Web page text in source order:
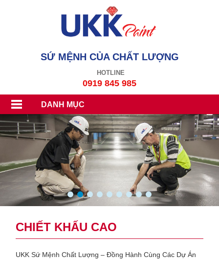
SỨ MỆNH CỦA CHẤT LƯỢNG
HOTLINE
0919 845 985
DANH MỤC
1 2 3 4 5 6 7 8 9
CHIẾT KHẤU CAO
UKK Sứ Mệnh Chất Lượng – Đồng Hành Cùng Các Dự Án